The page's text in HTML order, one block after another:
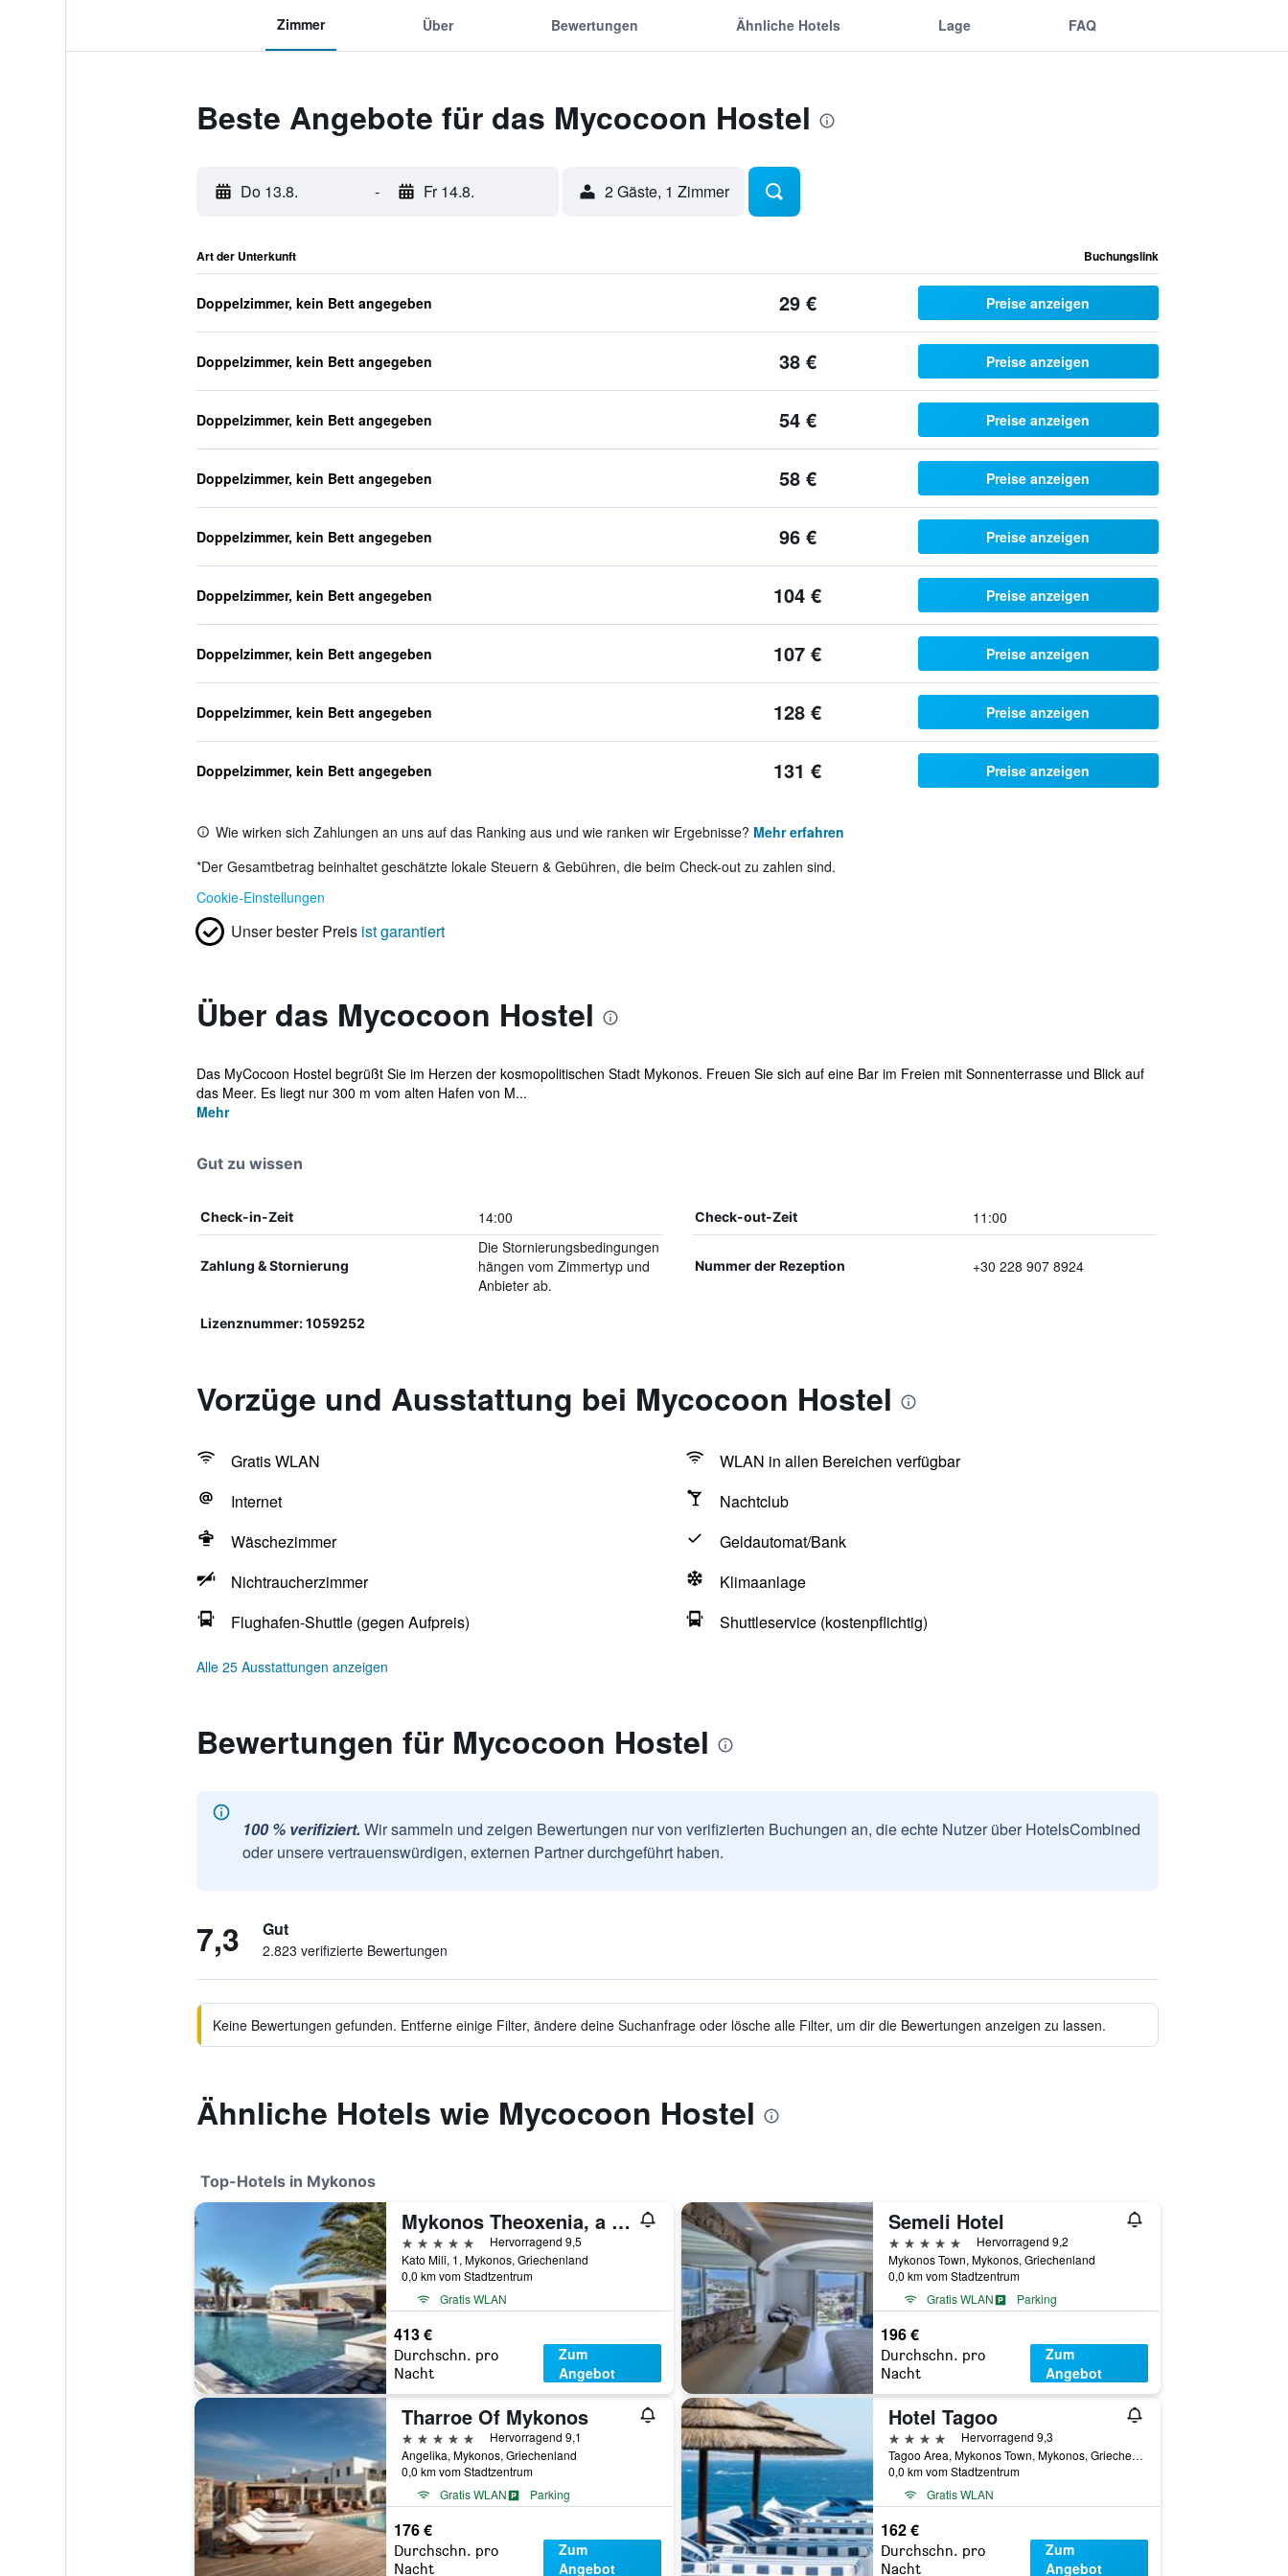
Zimmer Über Bewertungen Ähnliche Hotels Lage FAQ
Beste Angebote für das Mycocoon Hostel
Do 13.8. - Fr 14.8. 2 Gäste, 1 Zimmer
Art der Unterkunft Buchungslink
Doppelzimmer, kein Bett angegeben 29 € Preise anzeigen
Doppelzimmer, kein Bett angegeben 38 € Preise anzeigen
Doppelzimmer, kein Bett angegeben 54 € Preise anzeigen
Doppelzimmer, kein Bett angegeben 58 € Preise anzeigen
Doppelzimmer, kein Bett angegeben 96 € Preise anzeigen
Doppelzimmer, kein Bett angegeben 104 € Preise anzeigen
Doppelzimmer, kein Bett angegeben 107 € Preise anzeigen
Doppelzimmer, kein Bett angegeben 128 € Preise anzeigen
Doppelzimmer, kein Bett angegeben 131 € Preise anzeigen
Wie wirken sich Zahlungen an uns auf das Ranking aus und wie ranken wir Ergebnisse? Mehr erfahren
*Der Gesamtbetrag beinhaltet geschätzte lokale Steuern & Gebühren, die beim Check-out zu zahlen sind.
Cookie-Einstellungen
Unser bester Preis ist garantiert
Über das Mycocoon Hostel
Das MyCocoon Hostel begrüßt Sie im Herzen der kosmopolitischen Stadt Mykonos. Freuen Sie sich auf eine Bar im Freien mit Sonnenterrasse und Blick auf
das Meer. Es liegt nur 300 m vom alten Hafen von M...
Mehr
Gut zu wissen
Check-in-Zeit 14:00 Check-out-Zeit 11:00
Zahlung & Stornierung
Die Stornierungsbedingungen
hängen vom Zimmertyp und
Anbieter ab.
Nummer der Rezeption +30 228 907 8924
Lizenznummer: 1059252
Vorzüge und Ausstattung bei Mycocoon Hostel
Gratis WLAN
WLAN in allen Bereichen verfügbar
Internet
Nachtclub
Wäschezimmer
Geldautomat/Bank
Nichtraucherzimmer
Klimaanlage
Flughafen-Shuttle (gegen Aufpreis)
Shuttleservice (kostenpflichtig)
Alle 25 Ausstattungen anzeigen
Bewertungen für Mycocoon Hostel
100 % verifiziert. Wir sammeln und zeigen Bewertungen nur von verifizierten Buchungen an, die echte Nutzer über HotelsCombined
oder unsere vertrauenswürdigen, externen Partner durchgeführt haben.
7,3 Gut
2.823 verifizierte Bewertungen
Keine Bewertungen gefunden. Entferne einige Filter, ändere deine Suchanfrage oder lösche alle Filter, um dir die Bewertungen anzeigen zu lassen.
Ähnliche Hotels wie Mycocoon Hostel
Top-Hotels in Mykonos
Mykonos Theoxenia, a Member of Design Hotels
5 Sterne
Hervorragend 9,5
Kato Mili, 1, Mykonos, Griechenland
0,0 km vom Stadtzentrum
Gratis WLAN
413 €
Durchschn. pro
Nacht
Zum
Angebot
Semeli Hotel
5 Sterne
Hervorragend 9,2
Mykonos Town, Mykonos, Griechenland
0,0 km vom Stadtzentrum
Gratis WLAN
Parking
196 €
Durchschn. pro
Nacht
Zum
Angebot
Tharroe Of Mykonos
5 Sterne
Hervorragend 9,1
Angelika, Mykonos, Griechenland
0,0 km vom Stadtzentrum
Gratis WLAN
Parking
176 €
Durchschn. pro
Nacht
Zum
Angebot
Hotel Tagoo
4 Sterne
Hervorragend 9,3
Tagoo Area, Mykonos Town, Mykonos, Griechenland
0,0 km vom Stadtzentrum
Gratis WLAN
162 €
Durchschn. pro
Nacht
Zum
Angebot